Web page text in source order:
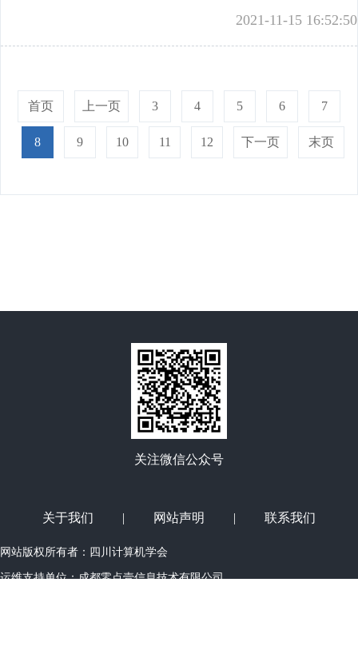
2021-11-15 16:52:50
首页 上一页 3 4 5 6 7
8 9 10 11 12 下一页 末页
关于我们 | 网站声明 | 联系我们
网站版权所有者：四川计算机学会
运维支持单位：成都零点壹信息技术有限公司
关注微信公众号